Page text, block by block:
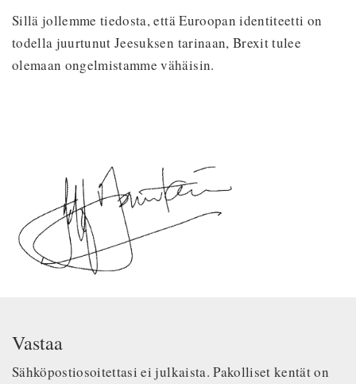
Sillä jollemme tiedosta, että Euroopan identiteetti on
todella juurtunut Jeesuksen tarinaan, Brexit tulee
olemaan ongelmistamme vähäisin.
Vastaa
Sähköpostiosoitettasi ei julkaista. Pakolliset kentät on